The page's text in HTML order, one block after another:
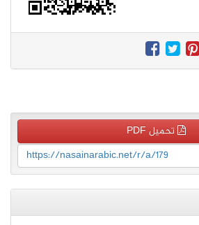
تحميل PDF
https://nasainarabic.net/r/a/179